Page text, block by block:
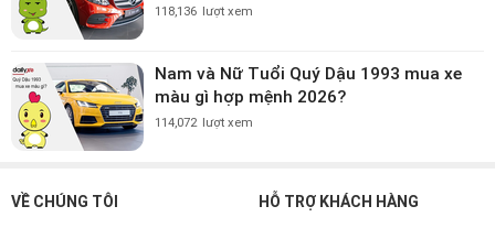
118,136 lượt xem
Nam và Nữ Tuổi Quý Dậu 1993 mua xe
màu gì hợp mệnh 2026?
114,072 lượt xem
VỀ CHÚNG TÔI HỖ TRỢ KHÁCH HÀNG